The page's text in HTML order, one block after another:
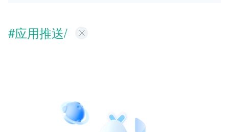
#应用推送/